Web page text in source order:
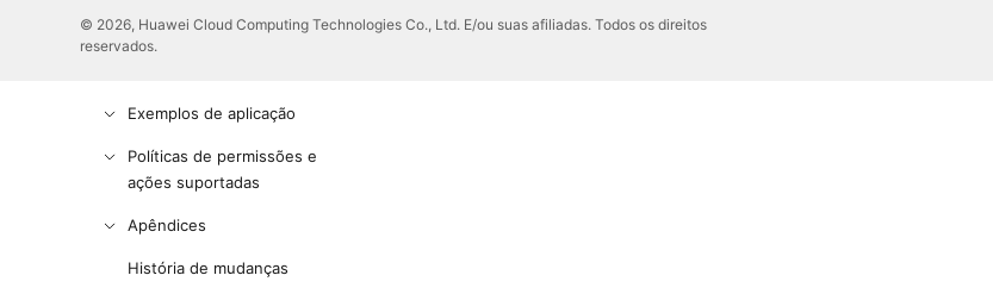
de VPN
Exemplos de aplicação
Políticas de permissões e
ações suportadas
Apêndices
História de mudanças
© 2026, Huawei Cloud Computing Technologies Co., Ltd. E/ou suas afiliadas. Todos os direitos
reservados.